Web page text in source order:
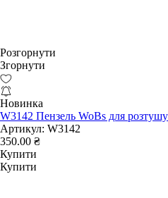
Розгорнути
Згорнути
Новинка
W3142 Пензель WoBs для
Артикул: W3142
350.00 ₴
Купити
Купити